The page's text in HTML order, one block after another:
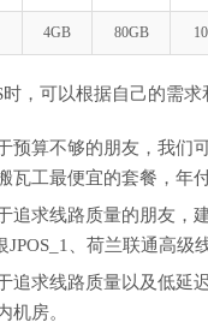
4GB 80GB
，可以根据自己的需求
预算不够的朋友，我们
瓦工最便宜的套餐，年
追求线路质量的朋友，
JPOS_1、荷兰联通高级
追求线路质量以及低延
机房。